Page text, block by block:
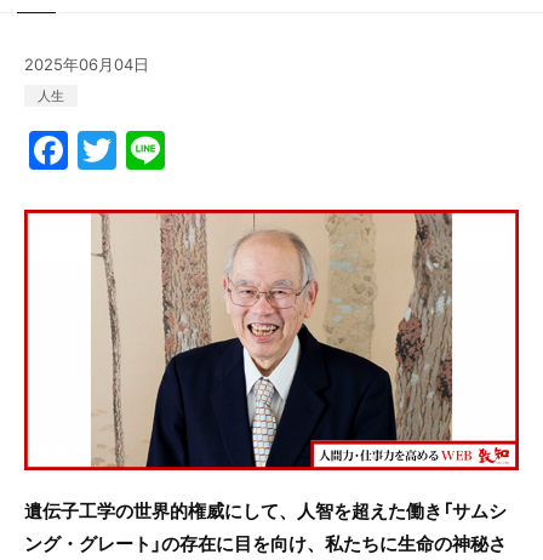
2025年06月04日
人生
F
a
c
T
w
itte
遺伝子工学の世界的権威にして、人智を超えた働き「サムシ
ング・グレート」の存在に目を向け、私たちに生命の神秘さ